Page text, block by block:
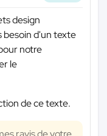
design
besoin d'un texte
notre
le
de ce texte.